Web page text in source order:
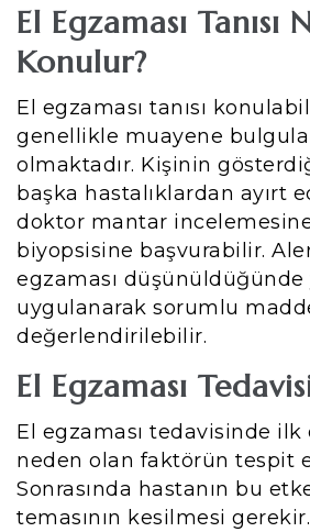
El Egzaması Tanısı
Konulur?
El egzaması tanısı
genellikle muayene
olmaktadır. Kişinin
başka hastalıklardan ayırt
doktor mantar
biyopsisine başvurabilir.
egzaması
uygulanarak sorumlu
değerlendirilebilir.
El Egzaması
El egzaması tedavisinde ilk
neden olan faktörün tespit
Sonrasında hastanın bu
temasının kesilmesi